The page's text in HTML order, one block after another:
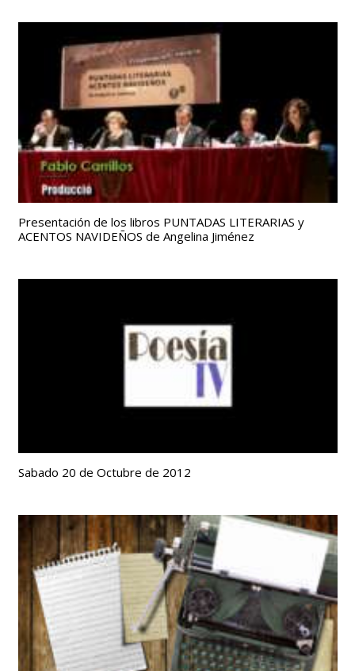
Presentación de los libros PUNTADAS LITERARIAS y
ACENTOS NAVIDEÑOS de Angelina Jiménez
Sabado 20 de Octubre de 2012